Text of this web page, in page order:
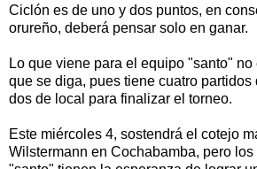
Ciclón es de uno y dos puntos, en
orureño, deberá pensar solo en ganar.
Lo que viene para el equipo "santo"
que se diga, pues tiene cuatro partidos
dos de local para finalizar el torneo.
Este miércoles 4, sostendrá el cotejo
Wilstermann en Cochabamba, pero